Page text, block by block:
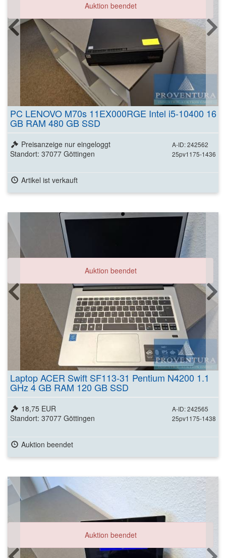
Auktion beendet
PC LENOVO M70s 11EX000RGE Intel i5-10400 16
GB RAM 480 GB SSD
A-ID: 242562
25pv1175-1436
Preisanzeige nur eingeloggt
Standort: 37077 Göttingen
Artikel ist verkauft
Auktion beendet
Laptop ACER Swift SF113-31 Pentium N4200 1.1
GHz 4 GB RAM 120 GB SSD
A-ID: 242565
25pv1175-1438
18,75 EUR
Standort: 37077 Göttingen
Auktion beendet
Auktion beendet